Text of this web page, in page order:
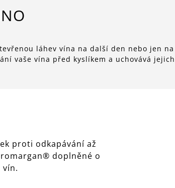
láhev vína na další den nebo jen na
vaše vína před kyslíkem a uchovává jejich
proti odkapávání až
doplněné o